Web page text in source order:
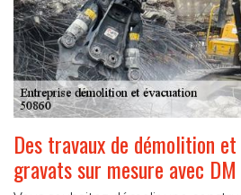
Des travaux de démolition
gravats sur mesure avec